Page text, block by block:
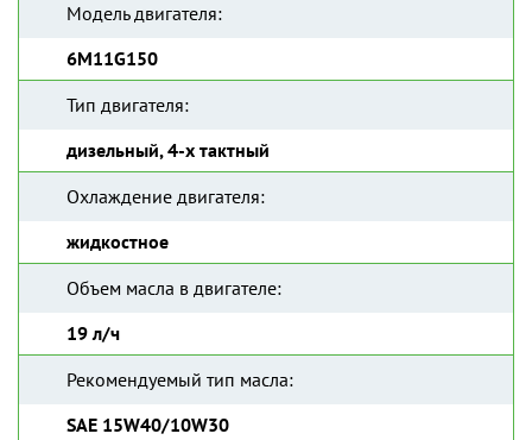
Модель двигателя:
6M11G150
Тип двигателя:
дизельный, 4-х тактный
Охлаждение двигателя:
жидкостное
Объем масла в двигателе:
19 л/ч
Рекомендуемый тип масла:
SAE 15W40/10W30